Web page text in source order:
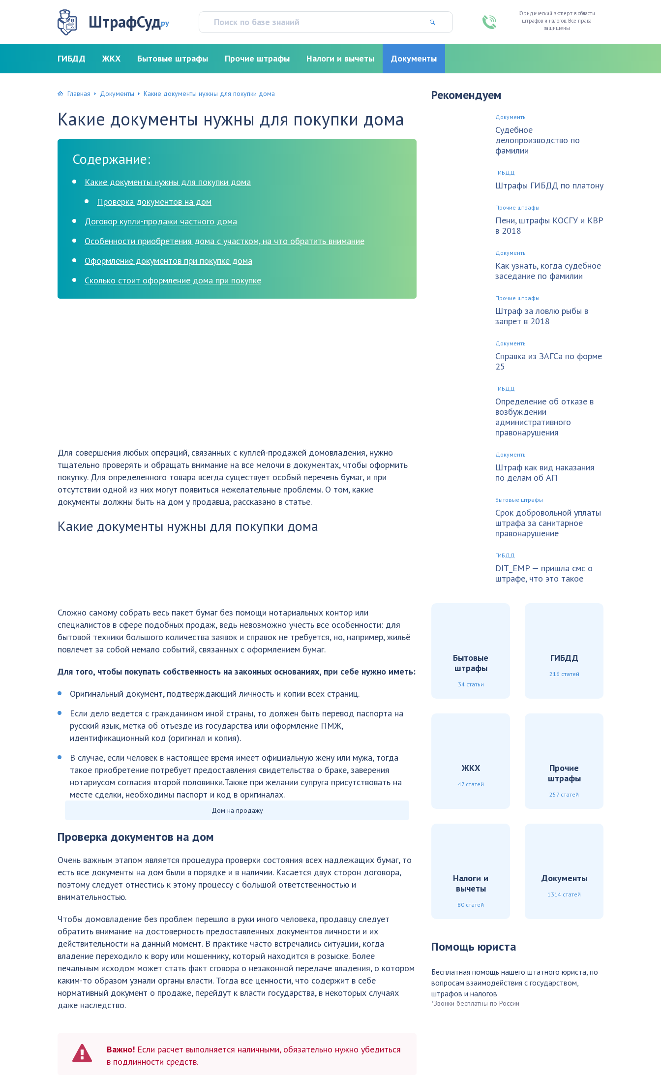
ШтрафСудру
Юридический эксперт в области
штрафов и налогов. Все права
защищены
ГИБДД ЖКХ Бытовые штрафы Прочие штрафы Налоги и вычеты Документы
Главная Документы Какие документы нужны для покупки дома
Какие документы нужны для покупки дома
Содержание:
Какие документы нужны для покупки дома
Проверка документов на дом
Договор купли-продажи частного дома
Особенности приобретения дома с участком, на что обратить внимание
Оформление документов при покупке дома
Сколько стоит оформление дома при покупке
Для совершения любых операций, связанных с куплей-продажей домовладения, нужно
тщательно проверять и обращать внимание на все мелочи в документах, чтобы оформить
покупку. Для определенного товара всегда существует особый перечень бумаг, и при
отсутствии одной из них могут появиться нежелательные проблемы. О том, какие
документы должны быть на дом у продавца, рассказано в статье.
Какие документы нужны для покупки дома
Сложно самому собрать весь пакет бумаг без помощи нотариальных контор или
специалистов в сфере подобных продаж, ведь невозможно учесть все особенности: для
бытовой техники большого количества заявок и справок не требуется, но, например, жильё
повлечет за собой немало событий, связанных с оформлением бумаг.
Для того, чтобы покупать собственность на законных основаниях, при себе нужно иметь:
Оригинальный документ, подтверждающий личность и копии всех страниц.
Если дело ведется с гражданином иной страны, то должен быть перевод паспорта на
русский язык, метка об отъезде из государства или оформление ПМЖ,
идентификационный код (оригинал и копия).
В случае, если человек в настоящее время имеет официальную жену или мужа, тогда
такое приобретение потребует предоставления свидетельства о браке, заверения
нотариусом согласия второй половинки.Также при желании супруга присутствовать на
месте сделки, необходимы паспорт и код в оригиналах.
Дом на продажу
Проверка документов на дом
Очень важным этапом является процедура проверки состояния всех надлежащих бумаг, то
есть все документы на дом были в порядке и в наличии. Касается двух сторон договора,
поэтому следует отнестись к этому процессу с большой ответственностью и
внимательностью.
Чтобы домовладение без проблем перешло в руки иного человека, продавцу следует
обратить внимание на достоверность предоставленных документов личности и их
действительности на данный момент. В практике часто встречались ситуации, когда
владение переходило к вору или мошеннику, который находится в розыске. Более
печальным исходом может стать факт сговора о незаконной передаче владения, о котором
каким-то образом узнали органы власти. Тогда все ценности, что содержит в себе
нормативный документ о продаже, перейдут к власти государства, в некоторых случаях
даже наследство.
Важно! Если расчет выполняется наличными, обязательно нужно убедиться
в подлинности средств.
Рекомендуем
Документы
Судебное
делопроизводство по
фамилии
ГИБДД
Штрафы ГИБДД по платону
Прочие штрафы
Пени, штрафы КОСГУ и КВР
в 2018
Документы
Как узнать, когда судебное
заседание по фамилии
Прочие штрафы
Штраф за ловлю рыбы в
запрет в 2018
Документы
Справка из ЗАГСа по форме
25
ГИБДД
Определение об отказе в
возбуждении
административного
правонарушения
Документы
Штраф как вид наказания
по делам об АП
Бытовые штрафы
Срок добровольной уплаты
штрафа за санитарное
правонарушение
ГИБДД
DIT_EMP — пришла смс о
штрафе, что это такое
Бытовые
штрафы
34 статьи
ГИБДД
216 статей
ЖКХ
47 статей
Прочие
штрафы
257 статей
Налоги и
вычеты
80 статей
Документы
1314 статей
Помощь юриста
Бесплатная помощь нашего штатного юриста, по
вопросам взаимодействия с государством,
штрафов и налогов
*Звонки бесплатны по России